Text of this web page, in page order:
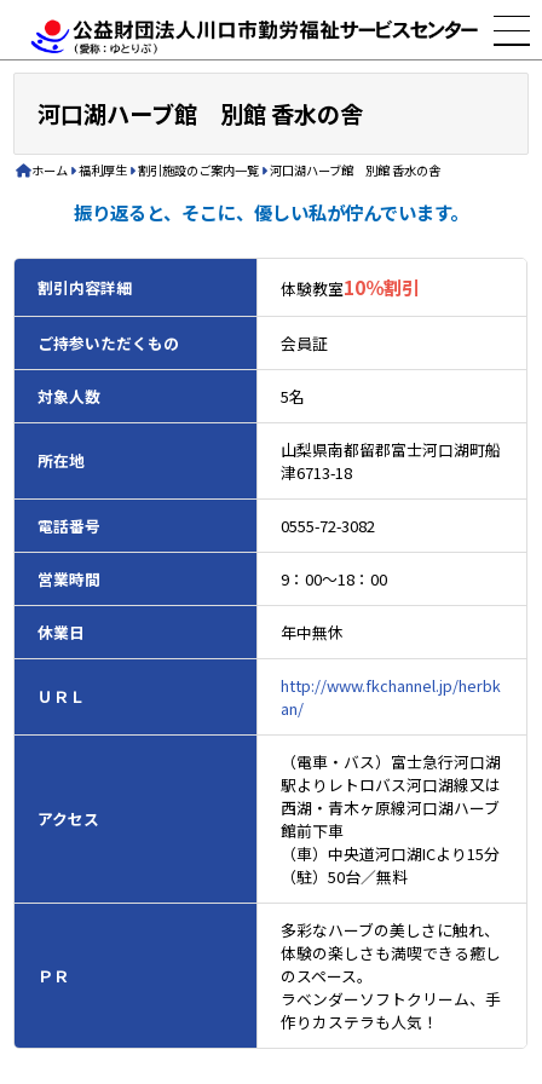
河口湖ハーブ館 別館 香水の舎
ホーム 福利厚生 割引施設のご案内一覧 河口湖ハーブ館 別館 香水の舎
振り返ると、そこに、優しい私が佇んでいます。
割引内容詳細 体験教室10％割引
ご持参いただくもの 会員証
対象人数 5名
所在地
山梨県南都留郡富士河口湖町船
津6713-18
電話番号 0555-72-3082
営業時間 9：00～18：00
休業日 年中無休
ＵＲＬ
http://www.fkchannel.jp/herbk
an/
アクセス
（電車・バス）富士急行河口湖
駅よりレトロバス河口湖線又は
西湖・青木ヶ原線河口湖ハーブ
館前下車
（車）中央道河口湖ICより15分
（駐）50台／無料
ＰＲ
多彩なハーブの美しさに触れ、
体験の楽しさも満喫できる癒し
のスペース。
ラベンダーソフトクリーム、手
作りカステラも人気！